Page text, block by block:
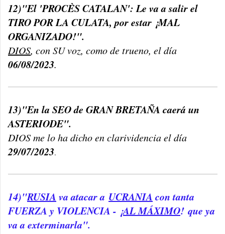
12)"El 'PROCÈS CATALAN': Le va a salir el
TIRO POR LA CULATA, por estar ¡MAL
ORGANIZADO!".
DIOS, con SU voz, como de trueno, el día
06/08/2023.
13)"En la SEO de GRAN BRETAÑA caerá un
ASTERIODE".
DIOS me lo ha dicho en clarividencia el día
29/07/2023.
14)"RUSIA va atacar a UCRANIA con tanta
FUERZA y VIOLENCIA - ¡AL MÁXIMO! que ya
va a exterminarla".